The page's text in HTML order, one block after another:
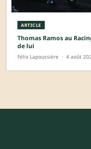
ARTICLE
Thomas Ramos au
de lui
Félix Lapoussière · 4 août